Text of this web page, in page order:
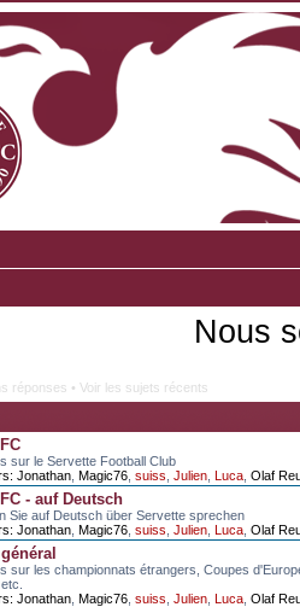
Nous
réponses • Voir les sujets récents
sur le Servette Football Club
Jonathan Magic76 suiss Julien Luca Olaf
- auf Deutsch
Sie auf Deutsch über Servette sprechen
Jonathan Magic76 suiss Julien Luca Olaf
sur les championnats étrangers, Coupes
Jonathan Magic76 suiss Julien Luca Olaf